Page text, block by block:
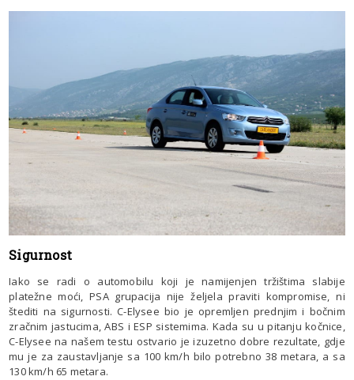
Sigurnost
Iako se radi o automobilu koji je namijenjen tržištima slabije
platežne moći, PSA grupacija nije željela praviti kompromise, ni
štediti na sigurnosti. C-Elysee bio je opremljen prednjim i bočnim
zračnim jastucima, ABS i ESP sistemima. Kada su u pitanju kočnice,
C-Elysee na našem testu ostvario je izuzetno dobre rezultate, gdje
mu je za zaustavljanje sa 100 km/h bilo potrebno 38 metara, a sa
130 km/h 65 metara.